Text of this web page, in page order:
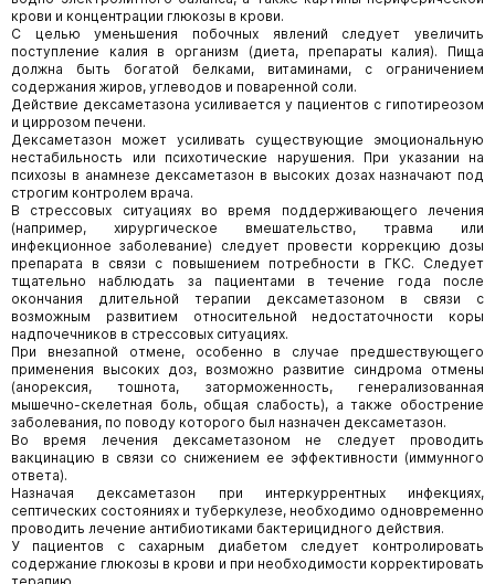
крови и концентрации глюкозы в крови.
С целью уменьшения побочных явлений следует увеличить
поступление калия в организм (диета, препараты калия). Пища
должна быть богатой белками, витаминами, с ограничением
содержания жиров, углеводов и поваренной соли.
Действие дексаметазона усиливается у пациентов с гипотиреозом
и циррозом печени.
Дексаметазон может усиливать существующие эмоциональную
нестабильность или психотические нарушения. При указании на
психозы в анамнезе дексаметазон в высоких дозах назначают под
строгим контролем врача.
В стрессовых ситуациях во время поддерживающего лечения
(например, хирургическое вмешательство, травма или
инфекционное заболевание) следует провести коррекцию дозы
препарата в связи с повышением потребности в ГКС. Следует
тщательно наблюдать за пациентами в течение года после
окончания длительной терапии дексаметазоном в связи с
возможным развитием относительной недостаточности коры
надпочечников в стрессовых ситуациях.
При внезапной отмене, особенно в случае предшествующего
применения высоких доз, возможно развитие синдрома отмены
(анорексия, тошнота, заторможенность, генерализованная
мышечно-скелетная боль, общая слабость), а также обострение
заболевания, по поводу которого был назначен дексаметазон.
Во время лечения дексаметазоном не следует проводить
вакцинацию в связи со снижением ее эффективности (иммунного
ответа).
Назначая дексаметазон при интеркуррентных инфекциях,
септических состояниях и туберкулезе, необходимо одновременно
проводить лечение антибиотиками бактерицидного действия.
У пациентов с сахарным диабетом следует контролировать
содержание глюкозы в крови и при необходимости корректировать